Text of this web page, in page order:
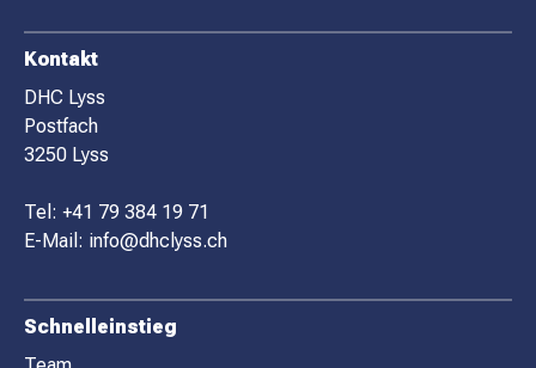
F
O
O
T
E
R
Kontakt
DHC Lyss
Postfach
3250 Lyss
Tel: +41 79 384 19 71
E-Mail: info@dhclyss.ch
Schnelleinstieg